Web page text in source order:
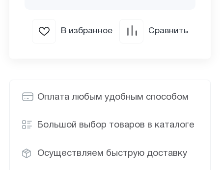
Оплата любым удобным способом
Большой выбор товаров в каталоге
Осуществляем быструю доставку
В избранное Сравнить